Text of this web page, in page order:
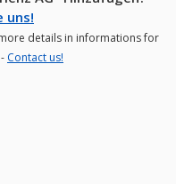
uns!
details in informations for
Contact us!